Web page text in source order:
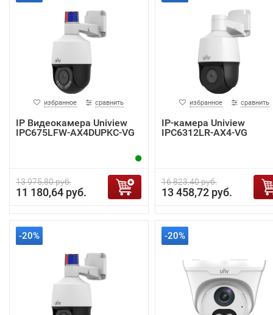
избранное сравнить
IP Видеокамера Uniview
IPC675LFW-AX4DUPKC-VG
13 975,80 руб.
11 180,64 руб.
избранное сравнить
IP-камера Uniview
IPC6312LR-AX4-VG
16 823,40 руб.
13 458,72 руб.
-20% -20%